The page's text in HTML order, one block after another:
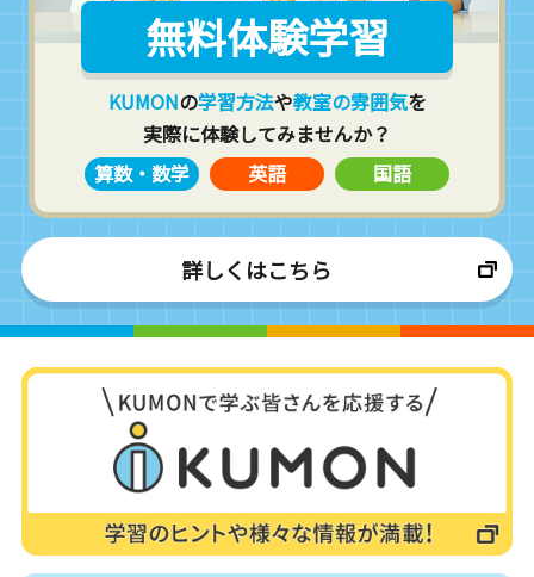
無料体験学習
KUMONの学習方法や教室の雰囲気を
実際に体験してみませんか？
算数・数学
英語 国語
詳しくはこちら